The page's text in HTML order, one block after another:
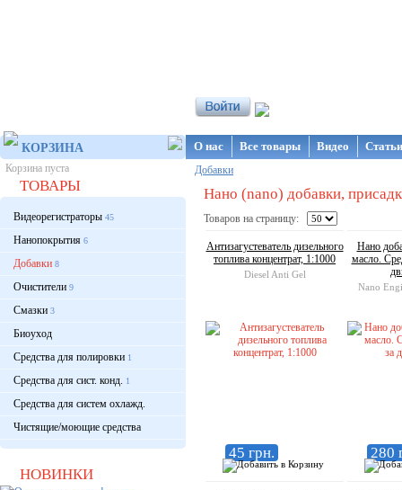
КОРЗИНА
Корзина пуста
ТОВАРЫ
Видеорегистраторы 45
Нанопокрытия 6
Добавки 8
Очистители 9
Смазки 3
Биоуход
Средства для полировки 1
Средства для сист. конд. 1
Средства для систем охлажд.
Чистящие/моющие средства
НОВИНКИ
О нас Все товары Видео
Добавки
Нано (nano) добавки,
Товаров на страницу:
Антизагустеватель дизельного
топлива концентрат, 1:1000
Diesel Anti Gel
45 грн.
Нано
масло.
Nano
280